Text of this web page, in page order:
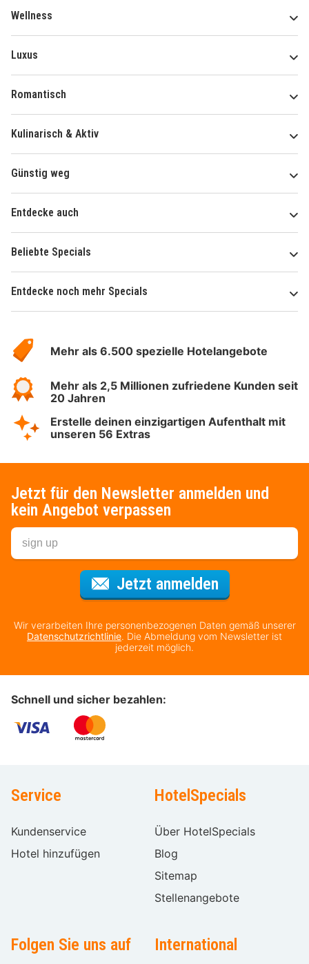
Wellness
Luxus
Romantisch
Kulinarisch & Aktiv
Günstig weg
Entdecke auch
Beliebte Specials
Entdecke noch mehr Specials
Hotelspecials
Mehr als 6.500 spezielle Hotelangebote
Mehr als 2,5 Millionen zufriedene Kunden seit
20 Jahren
Erstelle deinen einzigartigen Aufenthalt mit
unseren 56 Extras
Jetzt für den Newsletter anmelden und
kein Angebot verpassen
Jetzt anmeldenFür den
Wir verarbeiten Ihre personenbezogenen Daten gemäß unserer
Datenschutzrichtlinie. Die Abmeldung vom Newsletter ist
jederzeit möglich.
Schnell und sicher bezahlen:
Service
Kundenservice
Hotel hinzufügen
HotelSpecials
Über HotelSpecials
Blog
Sitemap
Stellenangebote
Folgen Sie uns auf International